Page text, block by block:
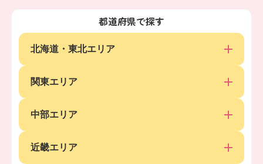
都道府県で探す
北海道・東北エリア
関東エリア
中部エリア
近畿エリア